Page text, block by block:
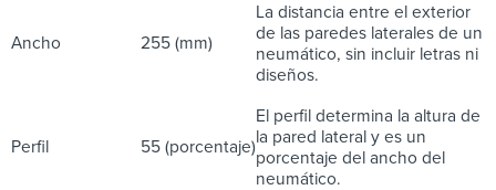
Ancho 255 (mm)
La distancia entre el exterior
de las paredes laterales de un
neumático, sin incluir letras ni
diseños.
Perfil 55 (porcentaje)
El perfil determina la altura de
la pared lateral y es un
porcentaje del ancho del
neumático.